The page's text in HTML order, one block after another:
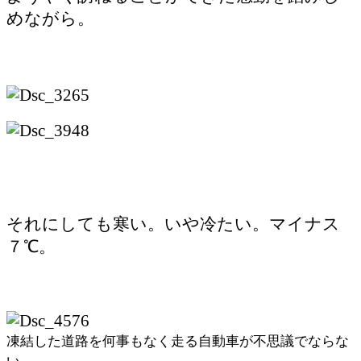
めながら。
それにしても寒い。いや冷たい。マイナス
７℃。
凍結した道路を何事もなく走る自動車が不思議でならな